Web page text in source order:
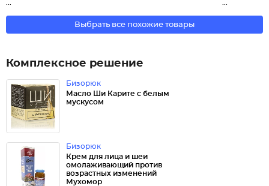
Выбрать все похожие товары
Комплексное решение
Бизорюк
Масло Ши Карите с белым
мускусом
Бизорюк
Крем для лица и шеи
омолаживающий против
возрастных изменений
Мухомор